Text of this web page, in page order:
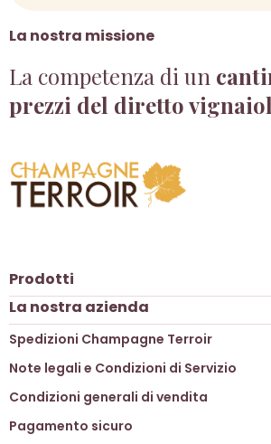
La nostra missione
La competenza di un
prezzi del diretto
Prodotti
La nostra azienda
Spedizioni Champagne Terroir
Note legali e Condizioni di Servizio
Condizioni generali di vendita
Pagamento sicuro